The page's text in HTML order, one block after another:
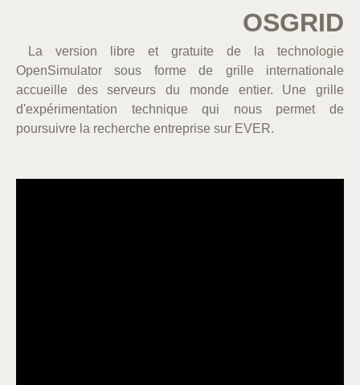
OSGRID
La version libre et gratuite de la technologie
OpenSimulator sous forme de grille internationale
accueille des serveurs du monde entier. Une grille
d'expérimentation technique qui nous permet de
poursuivre la recherche entreprise sur EVER.